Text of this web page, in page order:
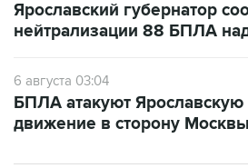
Ярославский губернатор
нейтрализации 88 БПЛА
6 августа 03:04
БПЛА атакуют Ярославскую
движение в сторону